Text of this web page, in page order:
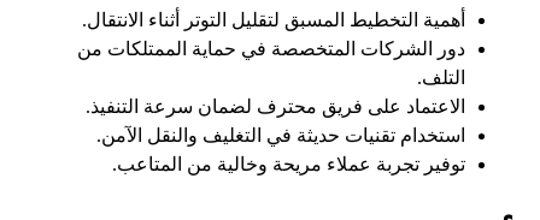
أهمية التخطيط المسبق لتقليل التوتر أثناء الانتقال.
دور الشركات المتخصصة في حماية الممتلكات من
التلف.
الاعتماد على فريق محترف لضمان سرعة التنفيذ.
استخدام تقنيات حديثة في التغليف والنقل الآمن.
توفير تجربة عملاء مريحة وخالية من المتاعب.